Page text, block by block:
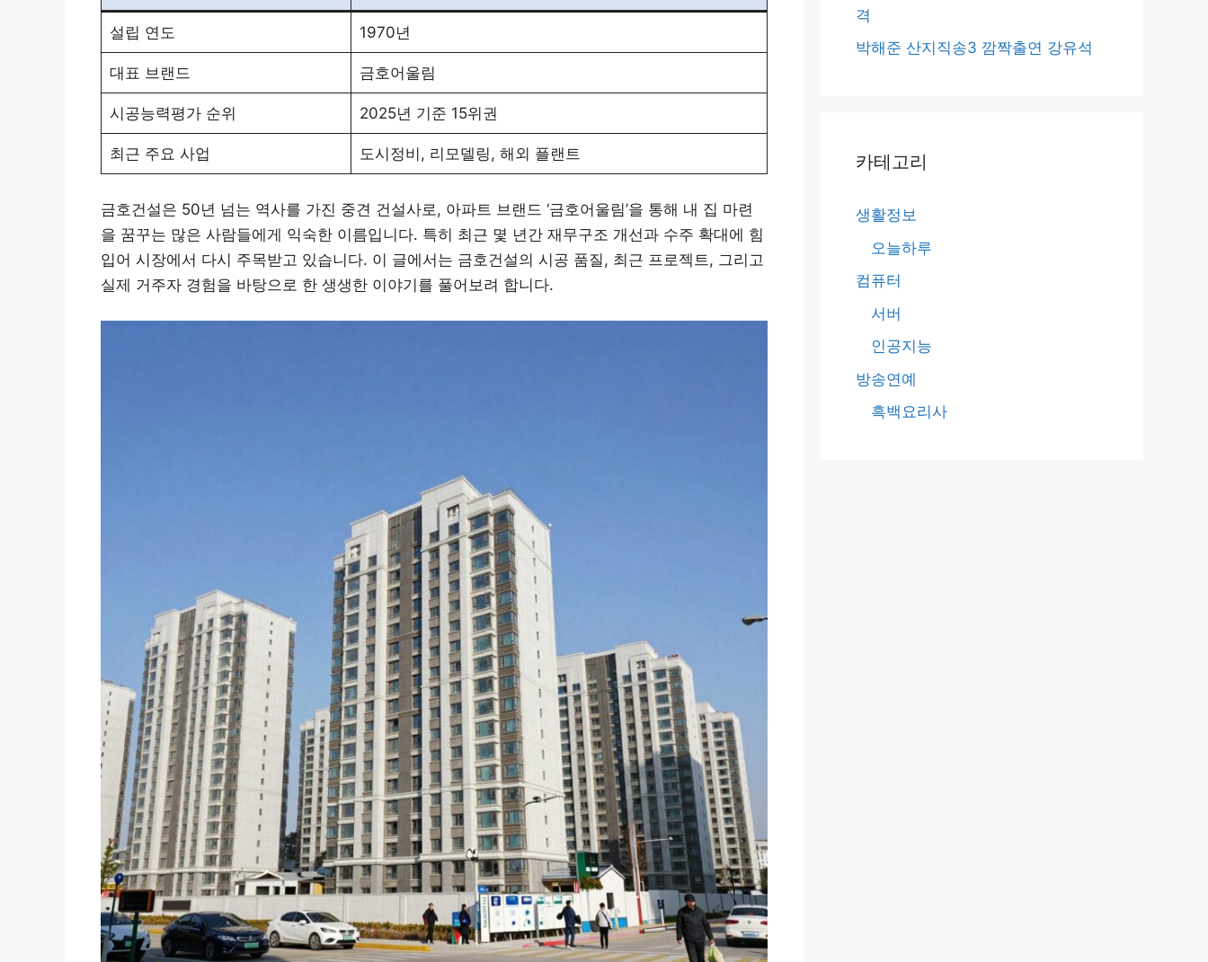
설립 연도 1970년
대표 브랜드 금호어울림
시공능력평가 순위 2025년 기준 15위권
최근 주요 사업 도시정비, 리모델링, 해외 플랜트
금호건설은 50년 넘는 역사를 가진 중견 건설사로, 아파트 브랜드 ‘금호어울림’을 통해 내 집 마련
을 꿈꾸는 많은 사람들에게 익숙한 이름입니다. 특히 최근 몇 년간 재무구조 개선과 수주 확대에 힘
입어 시장에서 다시 주목받고 있습니다. 이 글에서는 금호건설의 시공 품질, 최근 프로젝트, 그리고
실제 거주자 경험을 바탕으로 한 생생한 이야기를 풀어보려 합니다.
격
박해준 산지직송3 깜짝출연 강유석
카테고리
생활정보
오늘하루
컴퓨터
서버
인공지능
방송연예
흑백요리사